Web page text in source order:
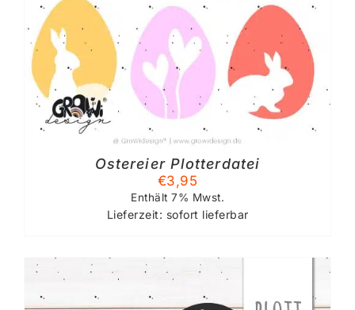
Ostereier Plotterdatei
€3,95
Enthält 7% Mwst.
Lieferzeit: sofort lieferbar